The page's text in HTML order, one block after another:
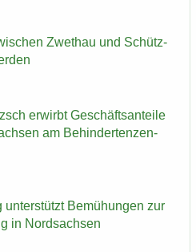
Zwet­hau und Schütz­
er­wirbt Ge­schäfts­an­tei­le
am Be­hin­der­ten­zen­
un­ter­stützt Be­mü­hun­gen zur
in Nord­sach­sen